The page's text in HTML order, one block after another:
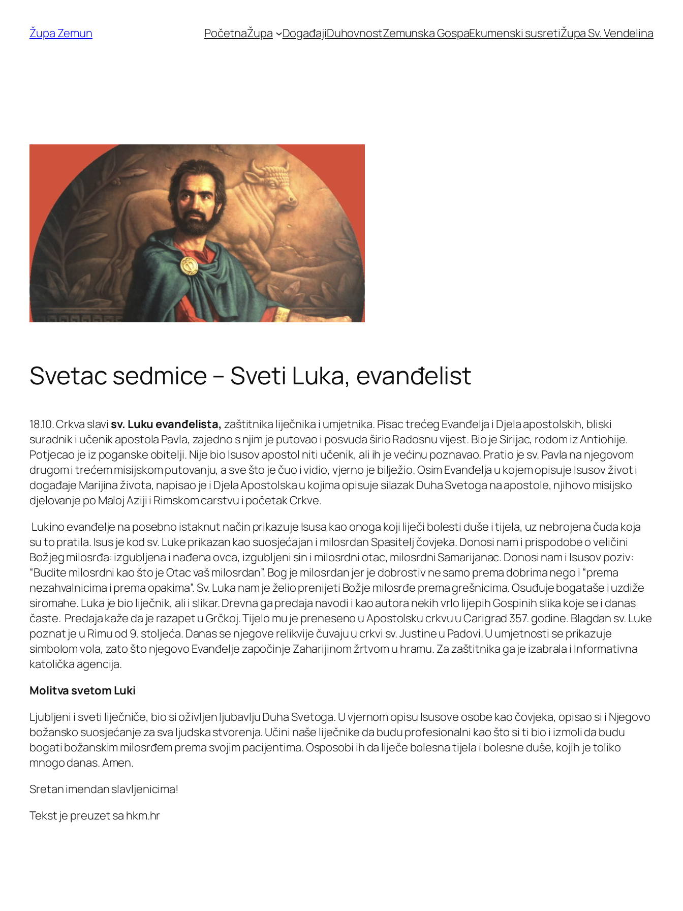
content
Župa Zemun PočetnaŽupa DogađajiDuhovnostZemunska GospaEkumenski susretiŽupa Sv. Vendelina
Svetac sedmice – Sveti Luka, evanđelist
18.10. Crkva slavi sv. Luku evanđelista, zaštitnika liječnika i umjetnika. Pisac trećeg Evanđelja i Djela apostolskih, bliski
suradnik i učenik apostola Pavla, zajedno s njim je putovao i posvuda širio Radosnu vijest. Bio je Sirijac, rodom iz Antiohije.
Potjecao je iz poganske obitelji. Nije bio Isusov apostol niti učenik, ali ih je većinu poznavao. Pratio je sv. Pavla na njegovom
drugom i trećem misijskom putovanju, a sve što je čuo i vidio, vjerno je bilježio. Osim Evanđelja u kojem opisuje Isusov život i
događaje Marijina života, napisao je i Djela Apostolska u kojima opisuje silazak Duha Svetoga na apostole, njihovo misijsko
djelovanje po Maloj Aziji i Rimskom carstvu i početak Crkve.
Lukino evanđelje na posebno istaknut način prikazuje Isusa kao onoga koji liječi bolesti duše i tijela, uz nebrojena čuda koja
su to pratila. Isus je kod sv. Luke prikazan kao suosjećajan i milosrdan Spasitelj čovjeka. Donosi nam i prispodobe o veličini
Božjeg milosrđa: izgubljena i nađena ovca, izgubljeni sin i milosrdni otac, milosrdni Samarijanac. Donosi nam i Isusov poziv:
“Budite milosrdni kao što je Otac vaš milosrdan”. Bog je milosrdan jer je dobrostiv ne samo prema dobrima nego i “prema
nezahvalnicima i prema opakima”. Sv. Luka nam je želio prenijeti Božje milosrđe prema grešnicima. Osuđuje bogataše i uzdiže
siromahe. Luka je bio liječnik, ali i slikar. Drevna ga predaja navodi i kao autora nekih vrlo lijepih Gospinih slika koje se i danas
časte. Predaja kaže da je razapet u Grčkoj. Tijelo mu je preneseno u Apostolsku crkvu u Carigrad 357. godine. Blagdan sv. Luke
poznat je u Rimu od 9. stoljeća. Danas se njegove relikvije čuvaju u crkvi sv. Justine u Padovi. U umjetnosti se prikazuje
simbolom vola, zato što njegovo Evanđelje započinje Zaharijinom žrtvom u hramu. Za zaštitnika ga je izabrala i Informativna
katolička agencija.
Molitva svetom Luki
Ljubljeni i sveti liječniče, bio si oživljen ljubavlju Duha Svetoga. U vjernom opisu Isusove osobe kao čovjeka, opisao si i Njegovo
božansko suosjećanje za sva ljudska stvorenja. Učini naše liječnike da budu profesionalni kao što si ti bio i izmoli da budu
bogati božanskim milosrđem prema svojim pacijentima. Osposobi ih da liječe bolesna tijela i bolesne duše, kojih je toliko
mnogo danas. Amen.
Sretan imendan slavljenicima!
Tekst je preuzet sa hkm.hr